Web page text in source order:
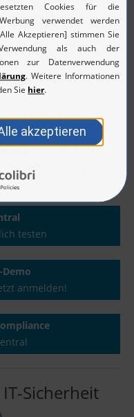
und Software-
Ihre Geräte mit
wie Echtzeit-
Anwendungen.
: Ermöglichen Sie
der Ferne zu verwalten
testen
anmelden!
Sicherheit